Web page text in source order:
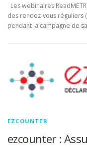
Les webinaires
des rendez-vous réguliers
pendant la campagne de
EZCOUNTER
ezcounter :